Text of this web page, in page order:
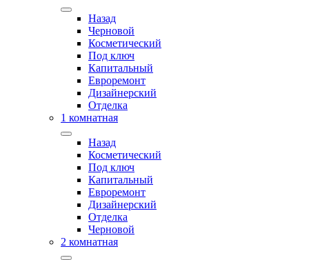
Назад
Черновой
Косметический
Под ключ
Капитальный
Евроремонт
Дизайнерский
Отделка
1 комнатная
Назад
Косметический
Под ключ
Капитальный
Евроремонт
Дизайнерский
Отделка
Черновой
2 комнатная